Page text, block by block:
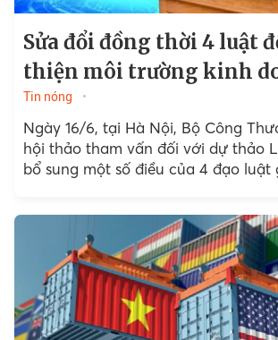
Sửa đổi đồng thời 4 luật
thiện môi trường kinh
Tin nóng
Ngày 16/6, tại Hà Nội, Bộ Công
hội thảo tham vấn đối với dự thảo
bổ sung một số điều của 4 đạo luật